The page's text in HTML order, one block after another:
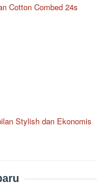
Cotton Combed 24s
Stylish dan Ekonomis